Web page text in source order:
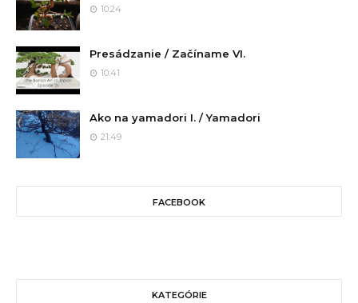
10:24
Presádzanie / Začíname VI.
10:41
Ako na yamadori I. / Yamadori
21:49
FACEBOOK
KATEGÓRIE